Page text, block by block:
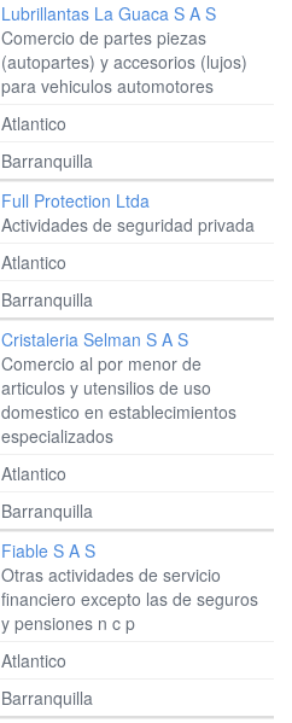
Lubrillantas La Guaca S A S
Comercio de partes piezas
(autopartes) y accesorios (lujos)
para vehiculos automotores
Atlantico
Barranquilla
Full Protection Ltda
Actividades de seguridad privada
Atlantico
Barranquilla
Cristaleria Selman S A S
Comercio al por menor de
articulos y utensilios de uso
domestico en establecimientos
especializados
Atlantico
Barranquilla
Fiable S A S
Otras actividades de servicio
financiero excepto las de seguros
y pensiones n c p
Atlantico
Barranquilla